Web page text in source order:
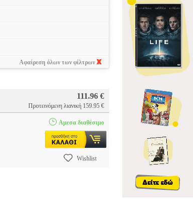
Αφαίρεση όλων των φίλτρων
111.96 €
Προτεινόμενη λιανική 159.95 €
Αμεσα διαθέσιμο
Wishlist